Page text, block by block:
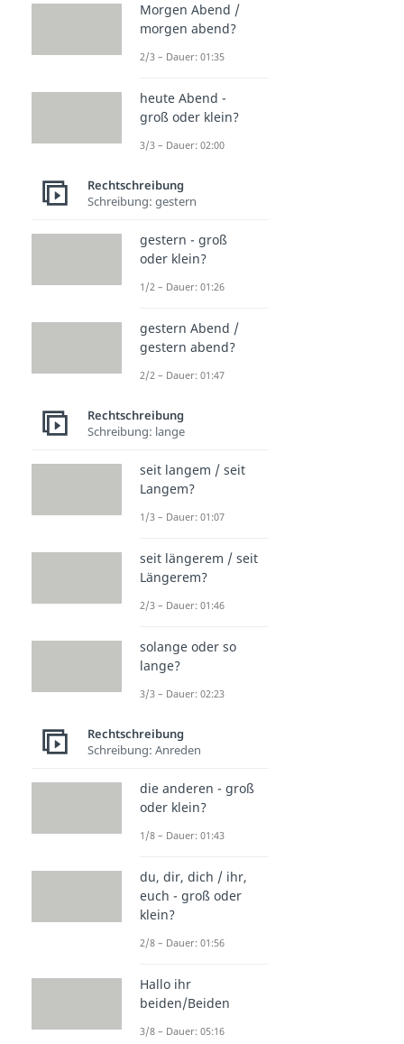
Morgen Abend /
morgen abend?
2/3 – Dauer: 01:35
heute Abend -
groß oder klein?
3/3 – Dauer: 02:00
Rechtschreibung
Schreibung: gestern
gestern - groß
oder klein?
1/2 – Dauer: 01:26
gestern Abend /
gestern abend?
2/2 – Dauer: 01:47
Rechtschreibung
Schreibung: lange
seit langem / seit
Langem?
1/3 – Dauer: 01:07
seit längerem / seit
Längerem?
2/3 – Dauer: 01:46
solange oder so
lange?
3/3 – Dauer: 02:23
Rechtschreibung
Schreibung: Anreden
die anderen - groß
oder klein?
1/8 – Dauer: 01:43
du, dir, dich / ihr,
euch - groß oder
klein?
2/8 – Dauer: 01:56
Hallo ihr
beiden/Beiden
3/8 – Dauer: 05:16